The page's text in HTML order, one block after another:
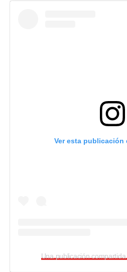
Ver esta publicación
Una publicación